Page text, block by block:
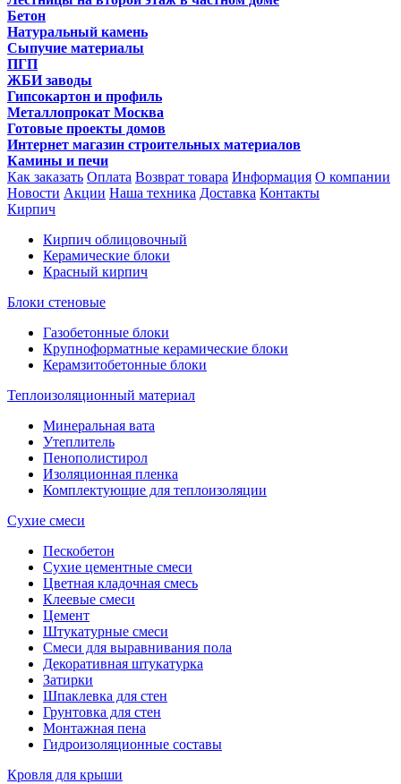
Бетон
Натуральный камень
Сыпучие материалы
ПГП
ЖБИ заводы
Гипсокартон и профиль
Металлопрокат Москва
Готовые проекты домов
Интернет магазин строительных материалов
Камины и печи
Как заказать Оплата Возврат товара Информация О компании
Новости Акции Наша техника Доставка Контакты
Кирпич
Кирпич облицовочный
Керамические блоки
Красный кирпич
Блоки стеновые
Газобетонные блоки
Крупноформатные керамические блоки
Керамзитобетонные блоки
Теплоизоляционный материал
Минеральная вата
Утеплитель
Пенополистирол
Изоляционная пленка
Комплектующие для теплоизоляции
Сухие смеси
Пескобетон
Сухие цементные смеси
Цветная кладочная смесь
Клеевые смеси
Цемент
Штукатурные смеси
Смеси для выравнивания пола
Декоративная штукатурка
Затирки
Шпаклевка для стен
Грунтовка для стен
Монтажная пена
Гидроизоляционные составы
Кровля для крыши